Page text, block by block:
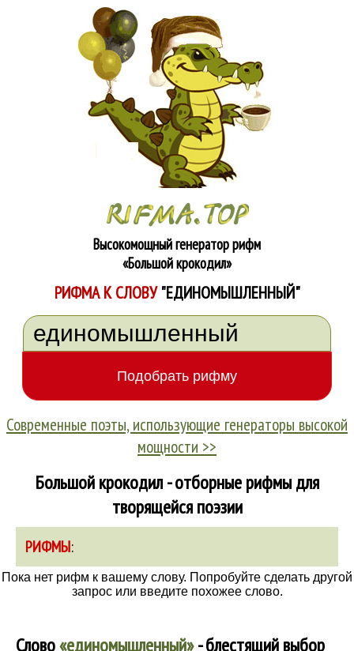
Высокомощный генератор рифм
«Большой крокодил»
РИФМА К СЛОВУ"ЕДИНОМЫШЛЕННЫЙ"
Современные поэты, использующие генераторы высокой
мощности >>
Большой крокодил - отборные рифмы для
творящейся поэзии
РИФМЫ:
Пока нет рифм к вашему слову. Попробуйте сделать другой
запрос или введите похожее слово.
Слово«единомышленный»- блестящий выбор